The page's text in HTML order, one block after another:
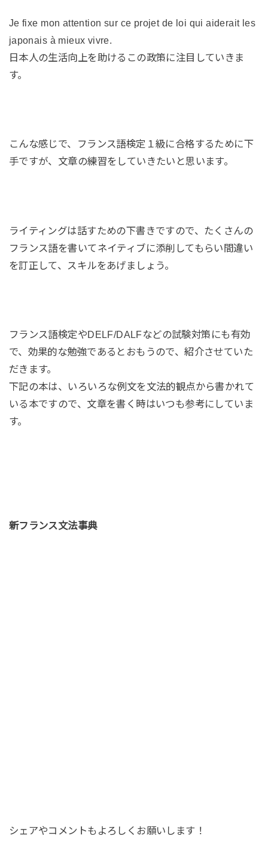
Je fixe mon attention sur ce projet de loi qui aiderait les
japonais à mieux vivre.
日本人の生活向上を助けるこの政策に注目していきま
す。
こんな感じで、フランス語検定１級に合格するために下
手ですが、文章の練習をしていきたいと思います。
ライティングは話すための下書きですので、たくさんの
フランス語を書いてネイティブに添削してもらい間違い
を訂正して、スキルをあげましょう。
フランス語検定やDELF/DALFなどの試験対策にも有効
で、効果的な勉強であるとおもうので、紹介させていた
だきます。
下記の本は、いろいろな例文を文法的観点から書かれて
いる本ですので、文章を書く時はいつも参考にしていま
す。
新フランス文法事典
シェアやコメントもよろしくお願いします！